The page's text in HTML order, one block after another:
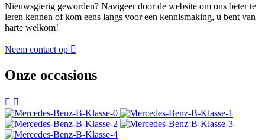
Nieuwsgierig geworden? Navigeer door de website om ons beter te
leren kennen of kom eens langs voor een kennismaking, u bent van
harte welkom!
Neem contact op
Onze occasions